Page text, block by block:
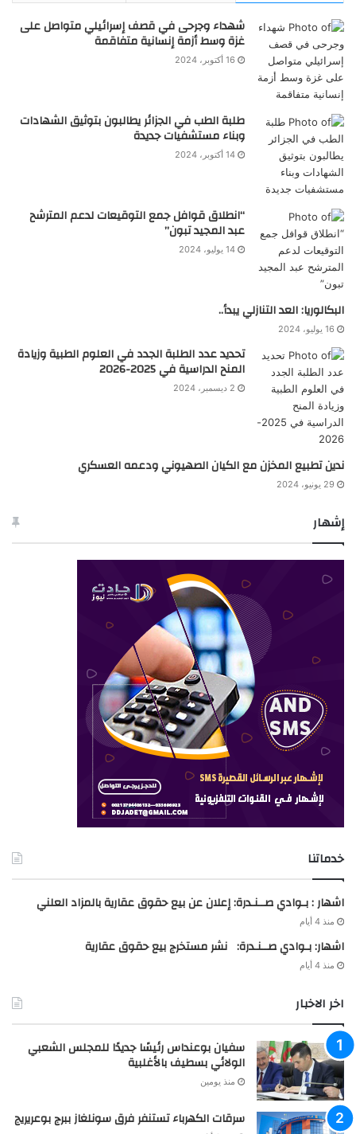
شهداء وجرحى في قصف إسرائيلي متواصل على
غزة وسط أزمة إنسانية متفاقمة
16 أكتوبر، 2024
طلبة الطب في الجزائر يطالبون بتوثيق الشهادات
وبناء مستشفيات جديدة
14 أكتوبر، 2024
“انطلاق قوافل جمع التوقيعات لدعم المترشح
عبد المجيد تبون”
14 يوليو، 2024
البكالوريا: العد التنازلي يبدأ..
16 يوليو، 2024
تحديد عدد الطلبة الجدد في العلوم الطبية وزيادة
المنح الدراسية في 2025-2026
2 ديسمبر، 2024
ندين تطبيع المخزن مع الكيان الصهيوني ودعمه العسكري
29 يونيو، 2024
إشهار
خدماتنا
اشهار : بـوادي صــنـدرة: إعلان عن بيع حقوق عقارية بالمزاد العلني
منذ 4 أيام
اشهار: بـوادي صــنـدرة: نشر مستخرج بيع حقوق عقارية
منذ 4 أيام
اخر الاخبار
سفيان بوعنداس رئيسًا جديدًا للمجلس الشعبي
الولائي بسطيف بالأغلبية
منذ يومين
سرقات الكهرباء تستنفر فرق سونلغاز ببرج بوعريريج